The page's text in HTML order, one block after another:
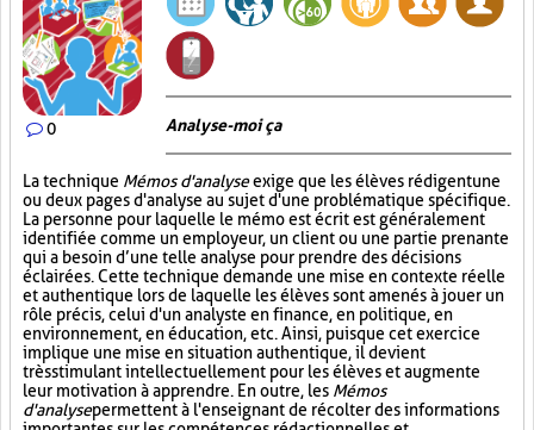
0 Analyse-moi ça
La technique Mémos d'analyseexige que les élèves rédigent une
ou deux pages d'analyse au sujet d'une problématique spécifique.
La personne pour laquelle le mémo est écrit est généralement
identifiée comme un employeur, un client ou une partie prenante
qui a besoin d’une telle analyse pour prendre des décisions
éclairées. Cette technique demande une mise en contexte réelle
et authentique lors de laquelle les élèves sont amenés à jouer un
rôle précis, celui d'un analyste en finance, en politique, en
environnement, en éducation, etc. Ainsi, puisque cet exercice
implique une mise en situation authentique, il devient
très stimulant intellectuellement pour les élèves et augmente
leur motivation à apprendre. En outre, les Mémos
d'analysepermettent à l'enseignant de récolter des informations